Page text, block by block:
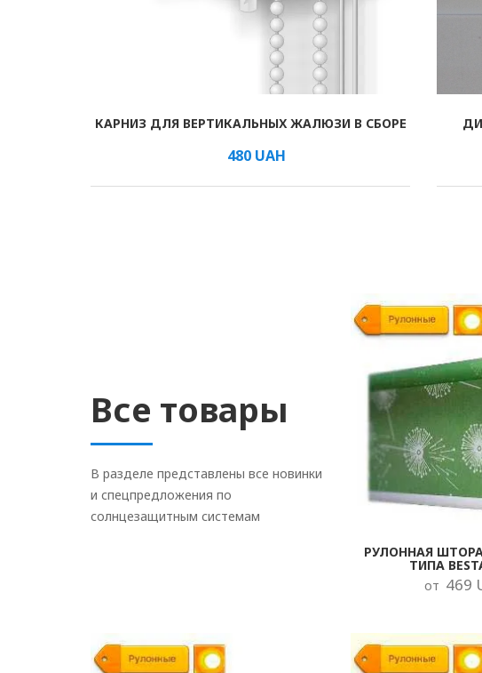
КАРНИЗ ДЛЯ ВЕРТИКАЛЬНЫХ ЖАЛЮЗИ В СБОРЕ
480 UAH
/шт. В КОРЗИНУ
Все товары
В разделе представлены все новинки
и спецпредложения по
солнцезащитным системам
РУЛОННАЯ
ТИПА
от 469